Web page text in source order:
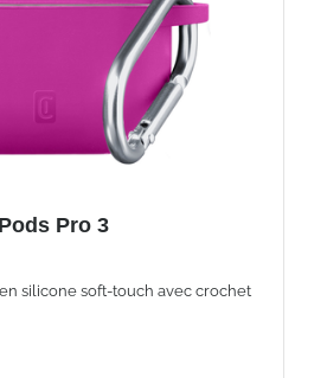
Pro 3
silicone soft-touch avec crochet